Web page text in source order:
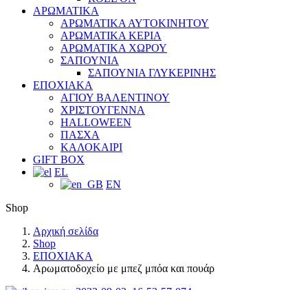
ΑΡΩΜΑΤΙΚΑ
ΑΡΩΜΑΤΙΚΑ ΑΥΤΟΚΙΝΗΤΟΥ
ΑΡΩΜΑΤΙΚΑ ΚΕΡΙΑ
ΑΡΩΜΑΤΙΚΑ ΧΩΡΟΥ
ΣΑΠΟΥΝΙΑ
ΣΑΠΟΥΝΙΑ ΓΛΥΚΕΡΙΝΗΣ
ΕΠΟΧΙΑΚΑ
ΑΓΙΟΥ ΒΑΛΕΝΤΙΝΟΥ
ΧΡΙΣΤΟΥΓΕΝΝΑ
HALLOWEEN
ΠΑΣΧΑ
ΚΑΛΟΚΑΙΡΙ
GIFT BOX
EL
EN
Shop
Αρχική σελίδα
Shop
ΕΠΟΧΙΑΚΑ
Αρωματοδοχείο με μπεζ μπόα και πουάρ